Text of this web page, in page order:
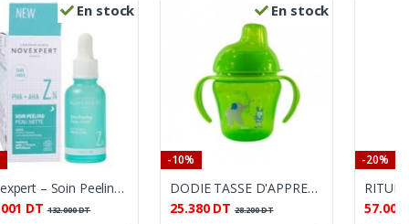
En stock
Novexpert – Soin Peeling Peau Nette, 30 ml
DT 132.000DT
En stock
-10%
DODIE TASSE D'APPRENTISSAGE 6M + VERT 200ML
25.380 DT 28.200DT
-20%
57.000